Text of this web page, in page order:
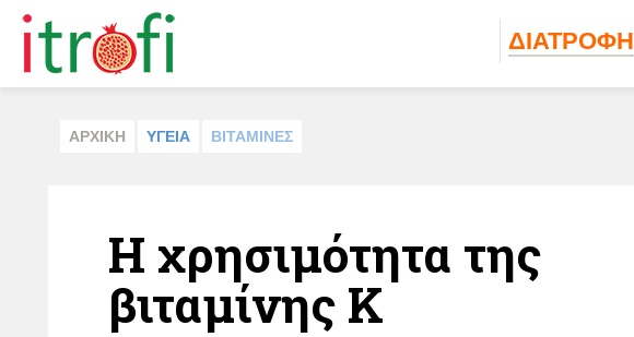
ΔΙΑΤΡΟΦΗ
ΑΡΧΙΚΗ ΥΓΕΙΑ ΒΙΤΑΜΙΝΕΣ
Η χρησιμότητα της
βιταμίνης Κ